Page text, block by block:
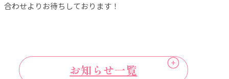
合わせよりお待ちしております！
お知らせ一覧